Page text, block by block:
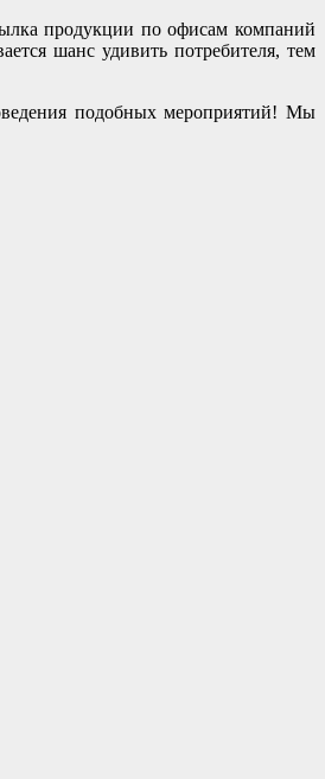
продукции по офисам компаний
шанс удивить потребителя, тем
подобных мероприятий! Мы